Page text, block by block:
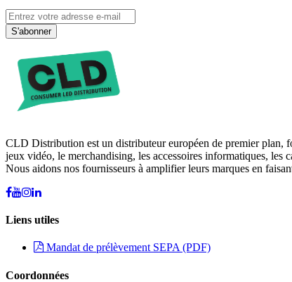
S'abonner
CLD Distribution est un distributeur européen de premier plan,
jeux vidéo, le merchandising, les accessoires informatiques, les
Nous aidons nos fournisseurs à amplifier leurs marques en
Liens utiles
Mandat de prélèvement SEPA (PDF)
Coordonnées